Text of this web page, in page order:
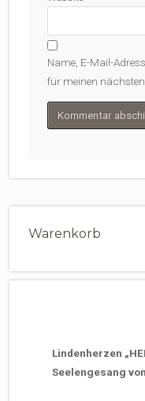
Name, E-Mail-
für meinen
Warenkorb
Lindenherzen
Seelengesang